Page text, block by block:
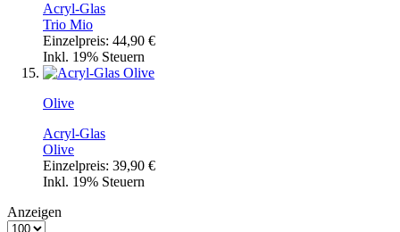
Acryl-Glas
Trio Mio
Einzelpreis: 44,90 €
Inkl. 19% Steuern
Olive
Acryl-Glas
Olive
Einzelpreis: 39,90 €
Inkl. 19% Steuern
Anzeigen